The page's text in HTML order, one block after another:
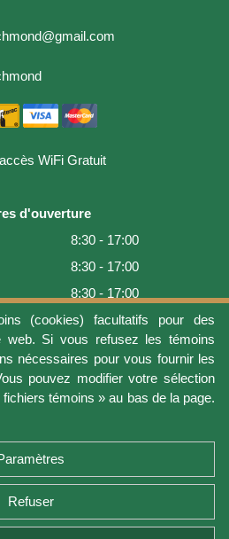
(cookies) facultatifs pour des
web. Si vous refusez les témoins
nécessaires pour vous fournir les
pouvez modifier votre sélection
témoins » au bas de la page.
Refuser
WiFi Gratuit
d'ouverture
8:30 - 17:00
8:30 - 17:00
8:30 - 17:00
8:30 - 17:00
8:30 - 17:00
9:00 - 16:00
Fermé